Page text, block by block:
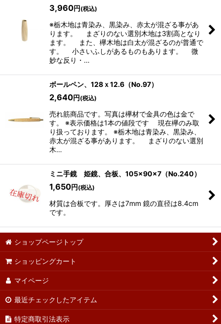
3,960円 (税込)
※栃木地は青染み、黒染み、赤太が混ざる事があ
ります。 まざりのない選別木地は3割高となり
ます。 また、欅木地は白太が混ざるのが普通で
す。 小さいふしがあるものもあります。 微
妙な反り・…
ボールペン、128ｘ12.6（No.97）
2,640円 (税込)
売れ筋商品です。写真は欅材で金具の色は金で
す。 ※表示価格は1本の値段です 現在欅のみ取
り扱っております。 ※栃木地は青染み、黒染み、
赤太が混ざる事があります。 まざりのない選別
木…
ミニ手鏡 姫鏡、合板、105×90×7（No.240）
1,650円 (税込)
材質は合板です。厚さは7mm 鏡の直径は8.4cm
です。
ショップページトップ
ショッピングカート
マイページ
最近チェックしたアイテム
特定商取引法表示